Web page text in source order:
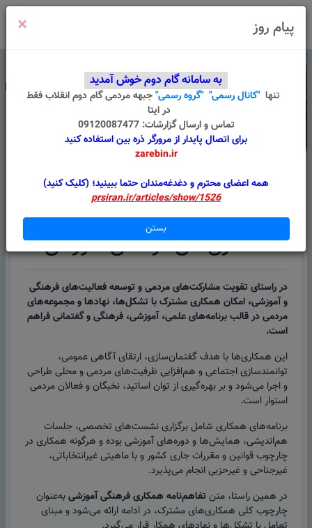
همکاری‌های فرهنگی آموزشی
همکاری‌های فرهنگی آموزشی
در راستای تقویت مشارکت‌های مردمی و توسعه فعالیت‌های فرهنگی
و آموزشی، امکان همکاری مشترک با تشکل‌ها، نهادها و مجموعه‌های
مردمی در قالب برنامه‌های علمی، آموزشی، فرهنگی و گفتمانی فراهم
است.
این همکاری‌ها با هدف گفتمان‌سازی، ارتقای آگاهی عمومی،
توانمندسازی اجتماعی و هم‌افزایی ظرفیت‌های مردمی و محلی طراحی
و اجرا می‌شود و بر بهره‌گیری از توان اساتید، نخبگان و فعالان مردمی
استوار است.
برنامه‌های همکاری شامل برگزاری نشست‌های تخصصی، جلسات
هم‌اندیشی، همایش‌ها و دوره‌های آموزشی بوده و هرگونه همکاری در
چارچوب قوانین و مقررات جاری کشور و با ماهیتی غیرانتخاباتی،
غیرجناحی و غیرحزبی انجام می‌پذیرد.
در همین راستا، متن تفاهم‌نامه همکاری فرهنگی آموزشیبه‌عنوان
چارچوب کلی همکاری‌های مشترک، در ادامه ارائه می‌شود و مبنای
پیام روز ×
به سامانه گام دوم خوش آمدید
تنها "کانال رسمی" "گروه رسمی"جبهه مردمی گام دوم انقلابفقط
در ایتا
تماس و ارسال گزارشات: 09120087477
برای اتصال پایدار از مرورگر ذره بین استفاده کنید
zarebin.ir
همه اعضای محترم و دغدغه‌مندان حتما ببینید؛ (کلیک کنید)
prsiran.ir/articles/show/1526
بستن